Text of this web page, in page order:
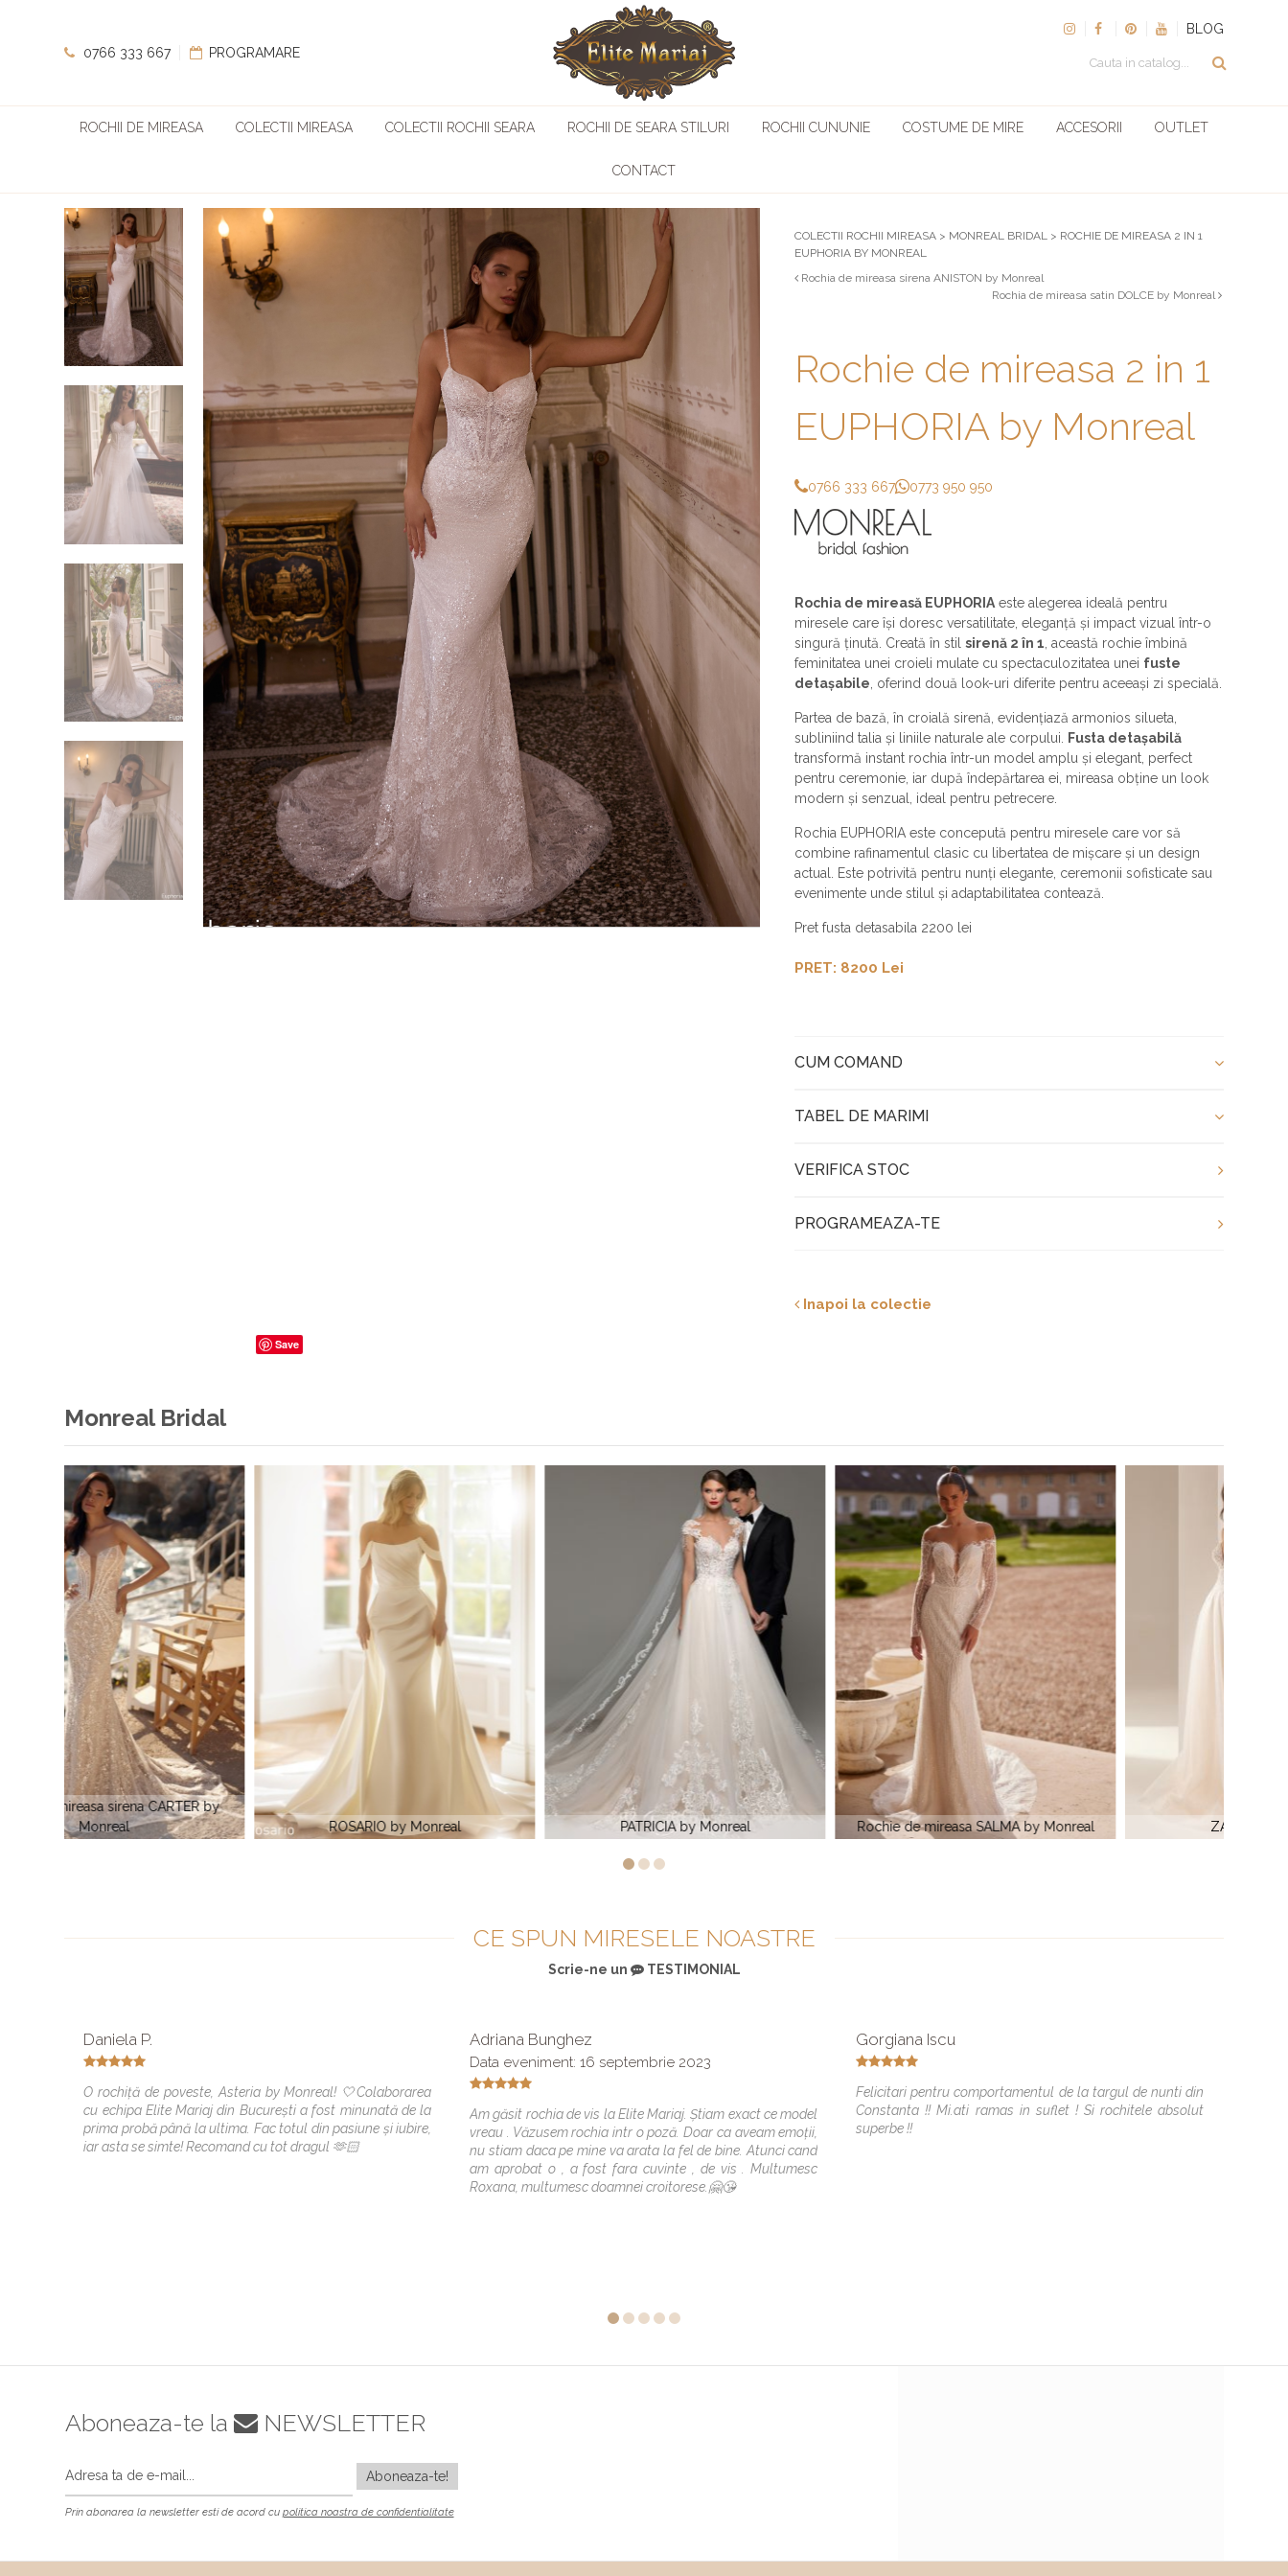
0766 333 667 PROGRAMARE
BLOG
ROCHII DE MIREASA COLECTII MIREASA COLECTII ROCHII SEARA ROCHII DE SEARA STILURI ROCHII CUNUNIE COSTUME DE MIRE ACCESORII OUTLET
CONTACT
COLECTII ROCHII MIREASA > MONREAL BRIDAL > ROCHIE DE MIREASA 2 IN 1
EUPHORIA BY MONREAL
Rochia de mireasa sirena ANISTON by Monreal
Rochia de mireasa satin DOLCE by Monreal
Rochie de mireasa 2 in 1
EUPHORIA by Monreal
0766 333 667 0773 950 950
Rochia de mireasă EUPHORIA este alegerea ideală pentru
miresele care își doresc versatilitate, eleganță și impact vizual într-o
singură ținută. Creată în stilsirenă 2 în 1 , această rochie îmbină
feminitatea unei croieli mulate cu spectaculozitatea unei fuste
detașabile , oferind două look-uri diferite pentru aceeași zi specială.
Partea de bază, în croială sirenă, evidențiază armonios silueta,
subliniind talia și liniile naturale ale corpului.
Fusta detașabilă
transformă instant rochia într-un model amplu și elegant, perfect
pentru ceremonie, iar după îndepărtarea ei, mireasa obține un look
modern și senzual, ideal pentru petrecere.
Rochia EUPHORIA este concepută pentru miresele care vor să
combine rafinamentul clasic cu libertatea de mișcare și un design
actual. Este potrivită pentru nunți elegante, ceremonii sofisticate sau
evenimente unde stilul și adaptabilitatea contează.
Pret fusta detasabila 2200 lei
PRET: 8200 Lei
CUM COMAND
TABEL DE MARIMI
VERIFICA STOC
PROGRAMEAZA-TE
Inapoi la colectie
Save
Monreal Bridal
ROSARIO by Monreal
PATRICIA by Monreal Rochie de mireasa SALMA by Monreal ZARA by Monreal
CE SPUN MIRESELE NOASTRE
Scrie-ne un TESTIMONIAL
Daniela P.
O rochiță de poveste, Asteria by Monreal! 🤍Colaborarea
cu echipa Elite Mariaj din București a fost minunată de la
prima probă până la ultima. Fac totul din pasiune și iubire,
iar asta se simte! Recomand cu tot dragul 🫶🏻
Adriana Bunghez
Data eveniment: 16 septembrie 2023
Am găsit rochia de vis la Elite Mariaj. Știam exact ce model
vreau . Văzusem rochia intr o poză. Doar ca aveam emoții,
nu stiam daca pe mine va arata la fel de bine. Atunci cand
am aprobat o , a fost fara cuvinte , de vis . Multumesc
Roxana, multumesc doamnei croitorese.🤗😘
Gorgiana Iscu
Felicitari pentru comportamentul de la targul de nunti din
Constanta !! Mi.ati ramas in suflet ! Si rochitele absolut
superbe !!
Aboneaza-te la NEWSLETTER
Prin abonarea la newsletter esti de acord cu politica noastra de confidentialitate